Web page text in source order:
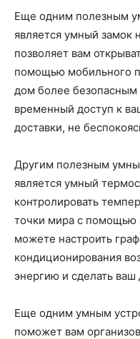
Еще одним полезным
является умный замок
позволяет вам
помощью мобильного
дом более
временный доступ к
доставки, не
Другим полезным
является умный
контролировать
точки мира с помощью
можете настроить
кондиционирования
энергию и сделать
Еще одним умным
поможет вам